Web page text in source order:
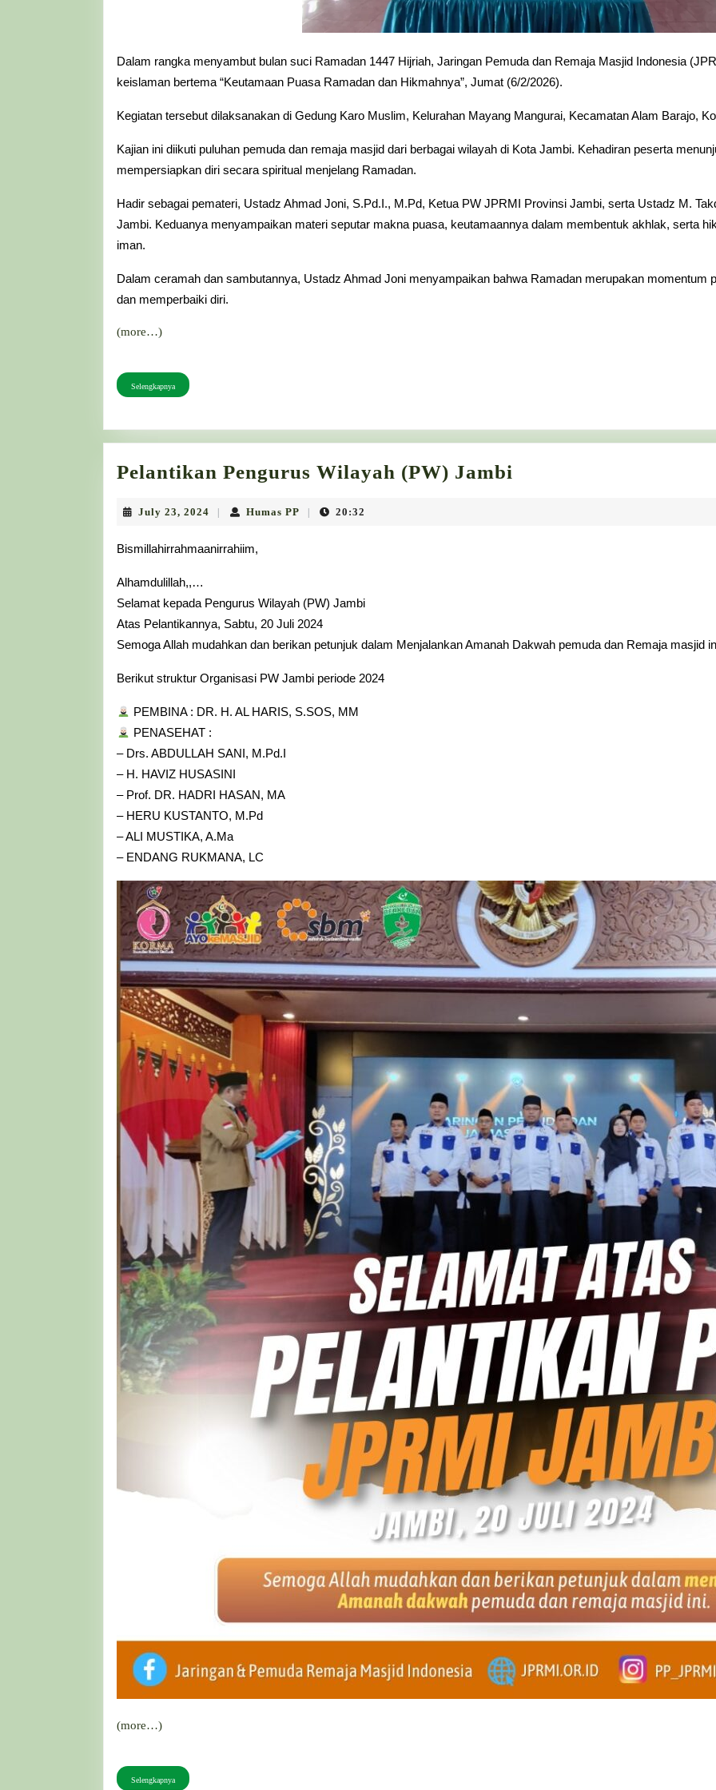
Dalam rangka menyambut bulan suci Ramadan 1447 Hijriah, Jaringan Pemuda dan Remaja Masjid Indonesia
keislaman bertema “Keutamaan Puasa Ramadan dan Hikmahnya”, Jumat (6/2/2026).
Kegiatan tersebut dilaksanakan di Gedung Karo Muslim, Kelurahan Mayang Mangurai, Kecamatan Alam Barajo,
Kajian ini diikuti puluhan pemuda dan remaja masjid dari berbagai wilayah di Kota Jambi. Kehadiran peserta
mempersiapkan diri secara spiritual menjelang Ramadan.
Hadir sebagai pemateri, Ustadz Ahmad Joni, S.Pd.I., M.Pd, Ketua PW JPRMI Provinsi Jambi, serta Ustadz M.
Jambi. Keduanya menyampaikan materi seputar makna puasa, keutamaannya dalam membentuk akhlak, serta
iman.
Dalam ceramah dan sambutannya, Ustadz Ahmad Joni menyampaikan bahwa Ramadan merupakan momentum
dan memperbaiki diri.
(more…)
Selengkapnya
Selengkapnya
Pelantikan Pengurus Wilayah (PW) Jambi
July 23, 2024 July
| Humas PPHumas
| 20:32
Bismillahirrahmaanirrahiim,
Alhamdulillah,,…
Selamat kepada Pengurus Wilayah (PW) Jambi
Atas Pelantikannya, Sabtu, 20 Juli 2024
Semoga Allah mudahkan dan berikan petunjuk dalam Menjalankan Amanah Dakwah pemuda dan Remaja masjid
Berikut struktur Organisasi PW Jambi periode 2024
PEMBINA : DR. H. AL HARIS, S.SOS, MM
PENASEHAT :
– Drs. ABDULLAH SANI, M.Pd.I
– H. HAVIZ HUSASINI
– Prof. DR. HADRI HASAN, MA
– HERU KUSTANTO, M.Pd
– ALI MUSTIKA, A.Ma
– ENDANG RUKMANA, LC
(more…)
Selengkapnya
Selengkapnya